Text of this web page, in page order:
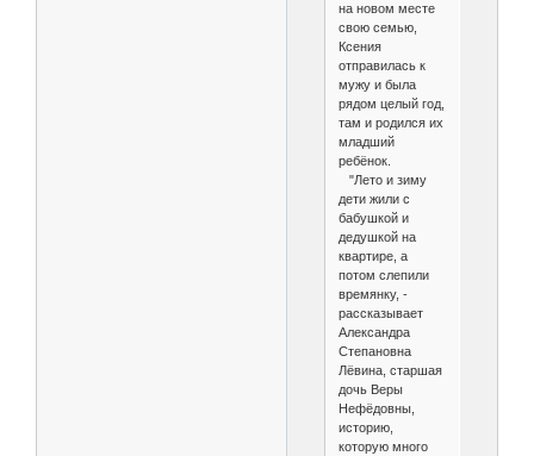
на новом месте
свою семью,
Ксения
отправилась к
мужу и была
рядом целый год,
там и родился их
младший
ребёнок.
"Лето и зиму
дети жили с
бабушкой и
дедушкой на
квартире, а
потом слепили
времянку, -
рассказывает
Александра
Степановна
Лёвина, старшая
дочь Веры
Нефёдовны,
историю,
которую много